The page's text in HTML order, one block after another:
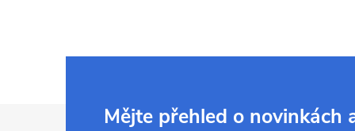
Mějte přehled o novinkách